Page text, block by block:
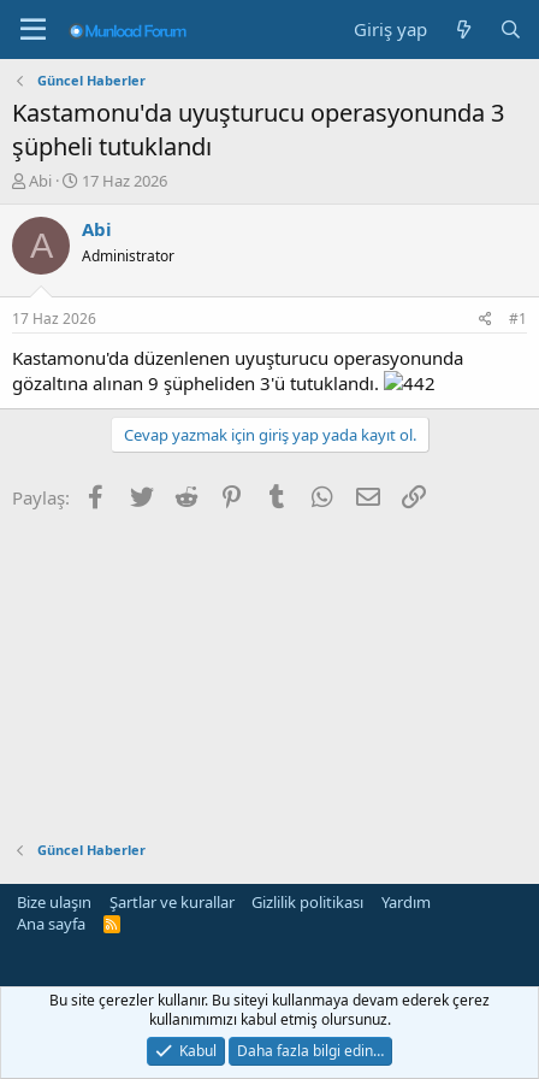
Giriş yap
Güncel Haberler
Kastamonu'da uyuşturucu operasyonunda 3
şüpheli tutuklandı
K
n
b
u
u
b
a
ş
l
Abi
B
ş
a
g
ı
ç
a
17 Haz 2026
A Abi
Administrator
17 Haz 2026 #1
Kastamonu'da düzenlenen uyuşturucu operasyonunda
gözaltına alınan 9 şüpheliden 3'ü tutuklandı.
Cevap yazmak için giriş yap yada kayıt ol.
Paylaş: Facebook
Twitter Reddit PinterestTumblr WhatsApp
E-posta
Güncel Haberler
Bize ulaşın Şartlar ve kurallar Gizlilik politikası
Yardım
Ana sayfa
R
siteleri
Bu site çerezler kullanır. Bu siteyi kullanmaya devam ederek çerez
kullanımımızı kabul etmiş olursunuz.
Kabul
Daha fazla bilgi edin…